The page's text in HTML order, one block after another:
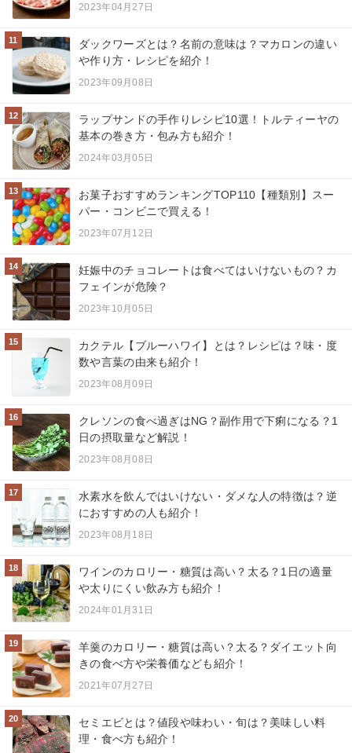
2023年04月27日
11
ダックワーズとは？名前の意味は？マカロンの違い
や作り方・レシピを紹介！
2023年09月08日
12
ラップサンドの手作りレシピ10選！トルティーヤの
基本の巻き方・包み方も紹介！
2024年03月05日
13
お菓子おすすめランキングTOP110【種類別】スー
パー・コンビニで買える！
2023年07月12日
14
妊娠中のチョコレートは食べてはいけないもの？カ
フェインが危険？
2023年10月05日
15
カクテル【ブルーハワイ】とは？レシピは？味・度
数や言葉の由来も紹介！
2023年08月09日
16
クレソンの食べ過ぎはNG？副作用で下痢になる？1
日の摂取量など解説！
2023年08月08日
17
水素水を飲んではいけない・ダメな人の特徴は？逆
におすすめの人も紹介！
2023年08月18日
18
ワインのカロリー・糖質は高い？太る？1日の適量
や太りにくい飲み方も紹介！
2024年01月31日
19
羊羹のカロリー・糖質は高い？太る？ダイエット向
きの食べ方や栄養価なども紹介！
2021年07月27日
20
セミエビとは？値段や味わい・旬は？美味しい料
理・食べ方も紹介！